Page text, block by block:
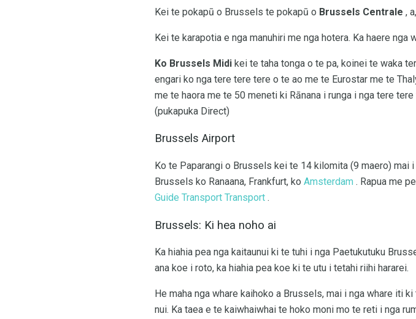
Kei te pokapū o Brussels te pokapū o Brussels Centrale ,
Kei te karapotia e nga manuhiri me nga hotera. Ka haere
Ko Brussels Midi kei te taha tonga o te pa, koinei te waka
engari ko nga tere tere tere o te ao me te Eurostar me te
me te haora me te 50 meneti ki Rānana i runga i nga tere
(pukapuka Direct)
Brussels Airport
Ko te Paparangi o Brussels kei te 14 kilomita (9 maero) mai
Brussels ko Ranaana, Frankfurt, ko Amsterdam . Rapua me
Guide Transport Transport .
Brussels: Ki hea noho ai
Ka hiahia pea nga kaitaunui ki te tuhi i nga Paetukutuku
ana koe i roto, ka hiahia pea koe ki te utu i tetahi riihi hararei.
He maha nga whare kaihoko a Brussels, mai i nga whare iti
nui. Ka taea e te kaiwhaiwhai te hoko moni mo te reti i nga